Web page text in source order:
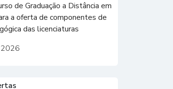
de Graduação a Distância em
a oferta de componentes de
das licenciaturas